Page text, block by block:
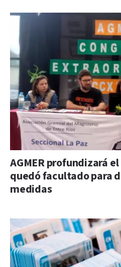
AGMER profundizará
quedó facultado para
medidas